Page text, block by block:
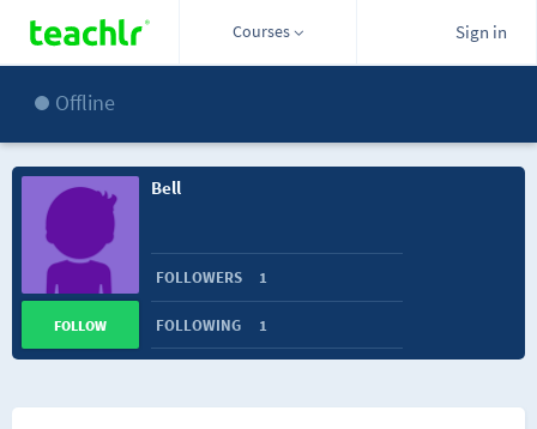
Courses Sign in
Offline
Bell
FOLLOWERS 1
FOLLOWING 1
FOLLOW